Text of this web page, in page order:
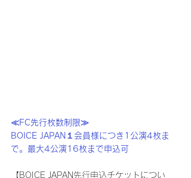
≪FC先行枚数制限≫
BOICE JAPAN１会員様につき1公演4枚ま
で。最大4公演16枚まで申込可
【BOICE JAPAN先行申込チケットについ